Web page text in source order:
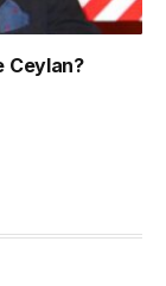
Ceylan?